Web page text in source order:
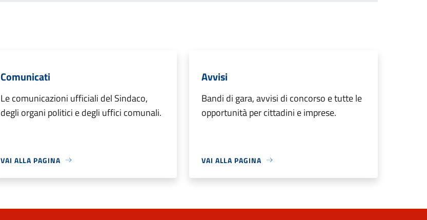
Comunicati
Le comunicazioni ufficiali del Sindaco,
degli organi politici e degli uffici comunali.
VAI ALLA PAGINA
Avvisi
Bandi di gara, avvisi di concorso e tutte le
opportunità per cittadini e imprese.
VAI ALLA PAGINA